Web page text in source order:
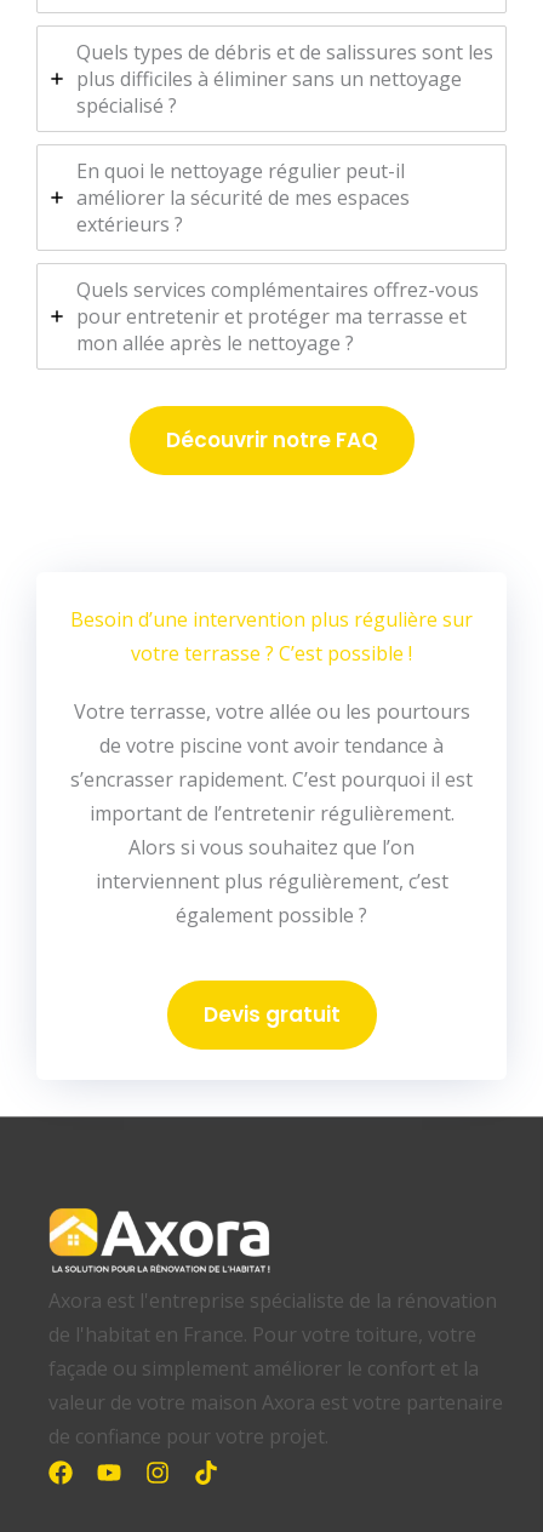
Quels types de débris et de salissures sont les
plus difficiles à éliminer sans un nettoyage
spécialisé ?
En quoi le nettoyage régulier peut-il
améliorer la sécurité de mes espaces
extérieurs ?
Quels services complémentaires offrez-vous
pour entretenir et protéger ma terrasse et
mon allée après le nettoyage ?
Découvrir notre FAQ
Besoin d’une intervention plus régulière sur
votre terrasse ? C’est possible !
Votre terrasse, votre allée ou les pourtours
de votre piscine vont avoir tendance à
s’encrasser rapidement. C’est pourquoi il est
important de l’entretenir régulièrement.
Alors si vous souhaitez que l’on
interviennent plus régulièrement, c’est
également possible ?
Devis gratuit
Axora est l'entreprise spécialiste de la rénovation
de l'habitat en France. Pour votre toiture, votre
façade ou simplement améliorer le confort et la
valeur de votre maison Axora est votre partenaire
de confiance pour votre projet.